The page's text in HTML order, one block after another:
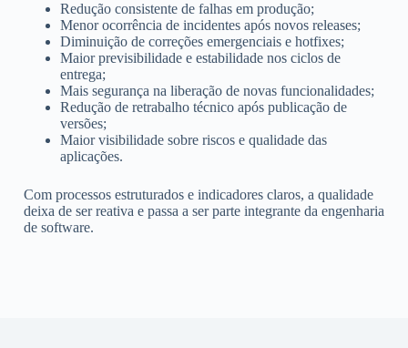
Redução consistente de falhas em produção;
Menor ocorrência de incidentes após novos releases;
Diminuição de correções emergenciais e hotfixes;
Maior previsibilidade e estabilidade nos ciclos de
entrega;
Mais segurança na liberação de novas funcionalidades;
Redução de retrabalho técnico após publicação de
versões;
Maior visibilidade sobre riscos e qualidade das
aplicações.
Com processos estruturados e indicadores claros, a qualidade
deixa de ser reativa e passa a ser parte integrante da engenharia
de software.